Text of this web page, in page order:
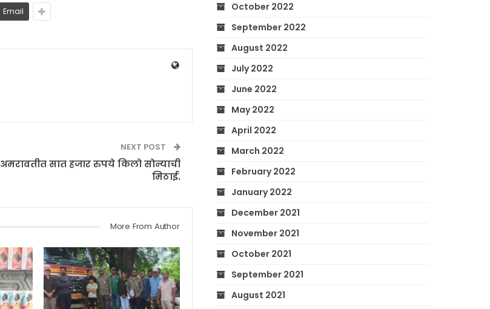
Email
NEXT POST
अमरावतीत सात हजार रुपये किलो सोन्याची
मिठाई.
More From Author
October 2022
September 2022
August 2022
July 2022
June 2022
May 2022
April 2022
March 2022
February 2022
January 2022
December 2021
November 2021
October 2021
September 2021
August 2021